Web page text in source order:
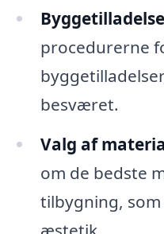
procedurerne
besværet.
Valg af
om de bedste
tilbygning,